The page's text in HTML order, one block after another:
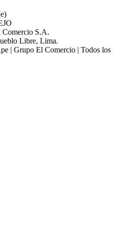
S.A.
Libre, Lima.
| Grupo El Comercio | Todos los